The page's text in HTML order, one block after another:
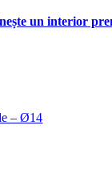
un interior
– Ø14